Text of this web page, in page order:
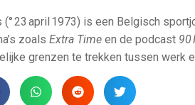
23 april 1973) is een Belgisch
zoals Extra Time en de podcast 90
grenzen te trekken tussen werk